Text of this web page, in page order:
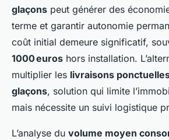
glaçons peut générer des
terme et garantir autonomie
coût initial demeure significatif,
1000 euros hors installation.
multiplier les livraisons
glaçons, solution qui limite
mais nécessite un suivi logistique
L’analyse du volume moyen